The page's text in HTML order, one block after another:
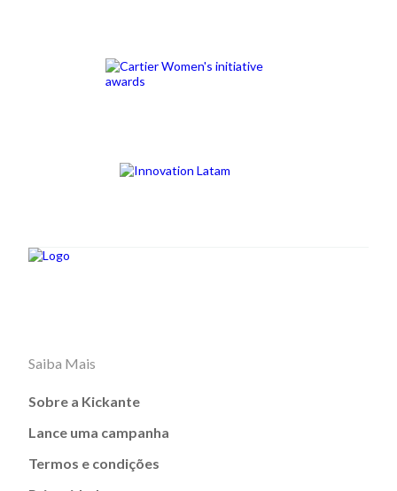
Saiba Mais
Sobre a Kickante
Lance uma campanha
Termos e condições